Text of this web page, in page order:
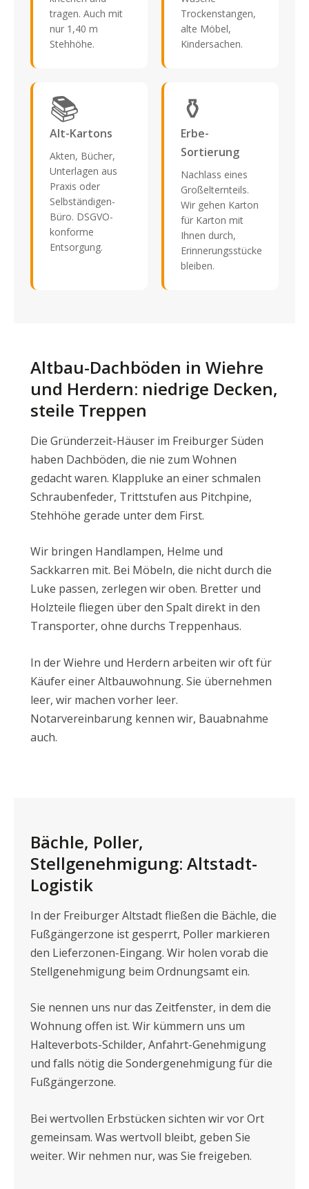
tragen. Auch mit
nur 1,40 m
Stehhöhe.
Trockenstangen,
alte Möbel,
Kindersachen.
📚
Alt-Kartons
Akten, Bücher,
Unterlagen aus
Praxis oder
Selbständigen-
Büro. DSGVO-
konforme
Entsorgung.
⚱️
Erbe-
Sortierung
Nachlass eines
Großelternteils.
Wir gehen Karton
für Karton mit
Ihnen durch,
Erinnerungsstücke
bleiben.
Altbau-Dachböden in Wiehre
und Herdern: niedrige Decken,
steile Treppen
Die Gründerzeit-Häuser im Freiburger Süden
haben Dachböden, die nie zum Wohnen
gedacht waren. Klappluke an einer schmalen
Schraubenfeder, Trittstufen aus Pitchpine,
Stehhöhe gerade unter dem First.
Wir bringen Handlampen, Helme und
Sackkarren mit. Bei Möbeln, die nicht durch die
Luke passen, zerlegen wir oben. Bretter und
Holzteile fliegen über den Spalt direkt in den
Transporter, ohne durchs Treppenhaus.
In der Wiehre und Herdern arbeiten wir oft für
Käufer einer Altbauwohnung. Sie übernehmen
leer, wir machen vorher leer.
Notarvereinbarung kennen wir, Bauabnahme
auch.
Bächle, Poller,
Stellgenehmigung: Altstadt-
Logistik
In der Freiburger Altstadt fließen die Bächle, die
Fußgängerzone ist gesperrt, Poller markieren
den Lieferzonen-Eingang. Wir holen vorab die
Stellgenehmigung beim Ordnungsamt ein.
Sie nennen uns nur das Zeitfenster, in dem die
Wohnung offen ist. Wir kümmern uns um
Halteverbots-Schilder, Anfahrt-Genehmigung
und falls nötig die Sondergenehmigung für die
Fußgängerzone.
Bei wertvollen Erbstücken sichten wir vor Ort
gemeinsam. Was wertvoll bleibt, geben Sie
weiter. Wir nehmen nur, was Sie freigeben.